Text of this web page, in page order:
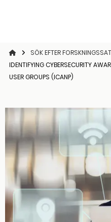
STARTSIDANSÖK EFTER
IDENTIFYING CYBERSECURITY
USER GROUPS (ICANP)